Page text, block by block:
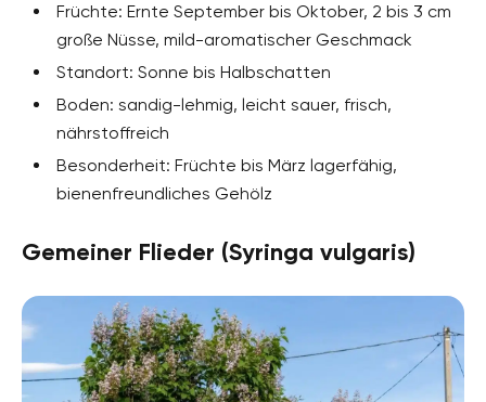
Früchte: Ernte September bis Oktober, 2 bis 3 cm
große Nüsse, mild-aromatischer Geschmack
Standort: Sonne bis Halbschatten
Boden: sandig-lehmig, leicht sauer, frisch,
nährstoffreich
Besonderheit: Früchte bis März lagerfähig,
bienenfreundliches Gehölz
Gemeiner Flieder (Syringa vulgaris)